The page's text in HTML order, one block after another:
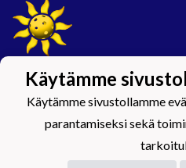
Tietosuojaseloste
#Maijamäkimagic
Käytämme
Käytämme sivustollamme
parantamiseksi sekä